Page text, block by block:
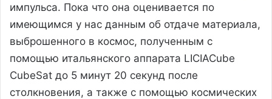
импульса. Пока что она оценивается по
имеющимся у нас данным об отдаче материала,
выброшенного в космос, полученным с
помощью итальянского аппарата LICIACube
CubeSat до 5 минут 20 секунд после
столкновения, а также с помощью космических